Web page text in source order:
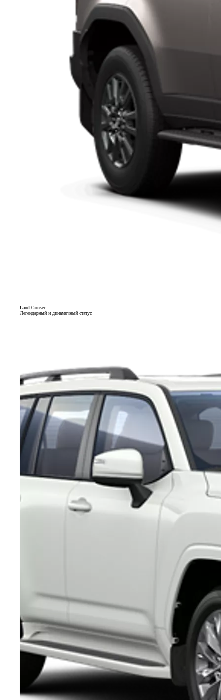
Land Cruiser
Легендарный и динамичный статус